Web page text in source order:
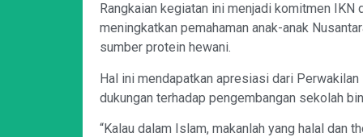
Rangkaian kegiatan ini menjadi komitmen
meningkatkan pemahaman anak-anak
sumber protein hewani.
Hal ini mendapatkan apresiasi dari
dukungan terhadap pengembangan sekolah
“Kalau dalam Islam, makanlah yang halal dan